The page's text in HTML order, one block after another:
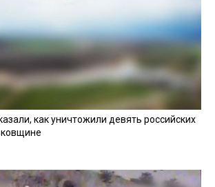
как уничтожили девять российских